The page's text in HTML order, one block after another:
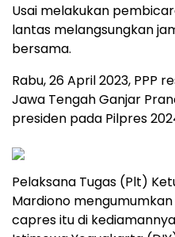
Usai melakukan
lantas melangsungkan
bersama.
Rabu, 26 April 2023, PPP
Jawa Tengah Ganjar
presiden pada Pilpres
​Pelaksana Tugas (Plt)
Mardiono
capres itu di